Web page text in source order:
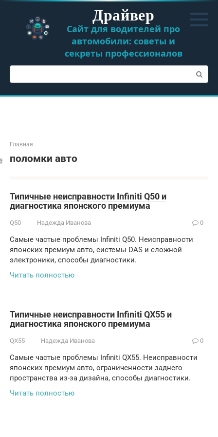
Перейти
контенту
Драйвер
Сайт для водителей про
автомобили: советы и
секреты профессионалов
Поиск:
Главная
поломки авто
Типичные неисправности Infiniti Q50 и
диагностика японского премиума
Q50 Надежда Иванова 0
Самые частые проблемы Infiniti Q50. Неисправности
японских премиум авто, системы DAS и сложной
электроники, способы диагностики.
Читать полностью
Типичные неисправности Infiniti QX55 и
диагностика японского премиума
QX55 Надежда Иванова 0
Самые частые проблемы Infiniti QX55. Неисправности
японских премиум авто, ограниченности заднего
пространства из-за дизайна, способы диагностики.
Читать полностью